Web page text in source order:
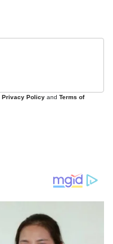
Privacy Policy and Terms of